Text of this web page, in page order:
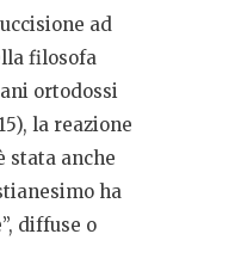
ad
filosofa
ortodossi
la reazione
stata anche
ha
diffuse o